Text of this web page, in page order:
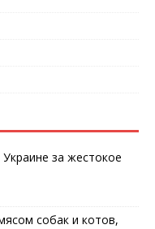
за жестокое
собак и котов,